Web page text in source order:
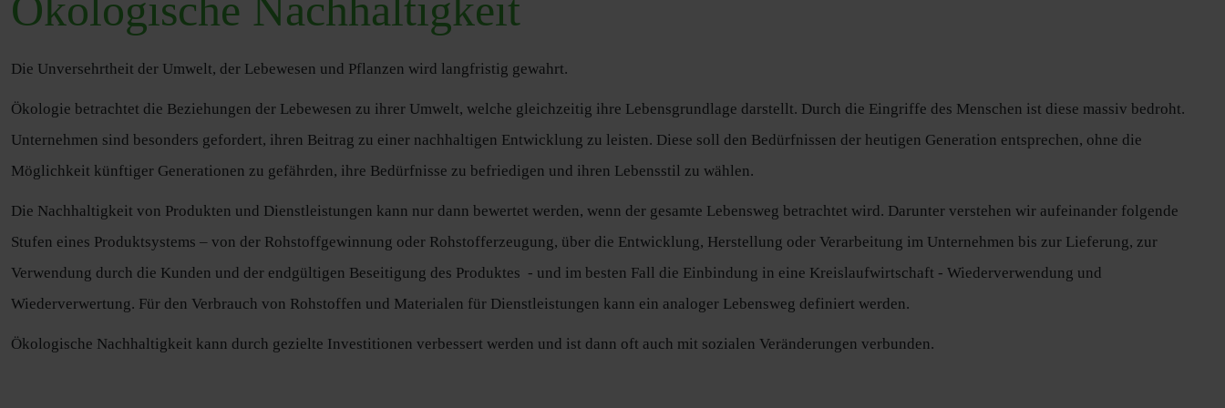
Die Unversehrtheit der Umwelt, der Lebewesen und Pflanzen wird langfristig gewahrt.
Ökologie betrachtet die Beziehungen der Lebewesen zu ihrer Umwelt, welche gleichzeitig ihre Lebensgrundlage darstellt. Durch die Eingriffe des Menschen ist diese massiv bedroht.
Unternehmen sind besonders gefordert, ihren Beitrag zu einer nachhaltigen Entwicklung zu leisten. Diese soll den Bedürfnissen der heutigen Generation entsprechen, ohne die
Möglichkeit künftiger Generationen zu gefährden, ihre Bedürfnisse zu befriedigen und ihren Lebensstil zu wählen.
Die Nachhaltigkeit von Produkten und Dienstleistungen kann nur dann bewertet werden, wenn der gesamte Lebensweg betrachtet wird. Darunter verstehen wir aufeinander folgende
Stufen eines Produktsystems – von der Rohstoffgewinnung oder Rohstofferzeugung, über die Entwicklung, Herstellung oder Verarbeitung im Unternehmen bis zur Lieferung, zur
Verwendung durch die Kunden und der endgültigen Beseitigung des Produktes - und im besten Fall die Einbindung in eine Kreislaufwirtschaft - Wiederverwendung und
Wiederverwertung. Für den Verbrauch von Rohstoffen und Materialen für Dienstleistungen kann ein analoger Lebensweg definiert werden.
Ökologische Nachhaltigkeit kann durch gezielte Investitionen verbessert werden und ist dann oft auch mit sozialen Veränderungen verbunden.